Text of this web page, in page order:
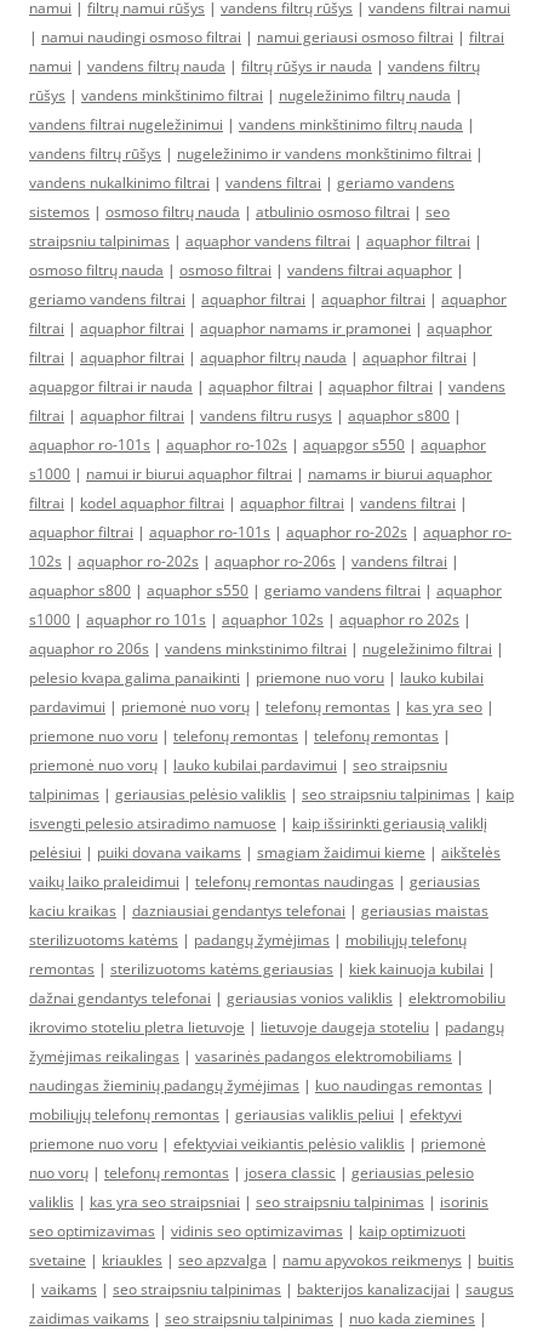
namui | filtrų namui rūšys | vandens filtrų rūšys | vandens filtrai namui
| namui naudingi osmoso filtrai | namui geriausi osmoso filtrai | filtrai
namui | vandens filtrų nauda | filtrų rūšys ir nauda | vandens filtrų
rūšys | vandens minkštinimo filtrai | nugeležinimo filtrų nauda |
vandens filtrai nugeležinimui | vandens minkštinimo filtrų nauda |
vandens filtrų rūšys | nugeležinimo ir vandens monkštinimo filtrai |
vandens nukalkinimo filtrai | vandens filtrai | geriamo vandens
sistemos | osmoso filtrų nauda | atbulinio osmoso filtrai | seo
straipsniu talpinimas | aquaphor vandens filtrai | aquaphor filtrai |
osmoso filtrų nauda | osmoso filtrai | vandens filtrai aquaphor |
geriamo vandens filtrai | aquaphor filtrai | aquaphor filtrai | aquaphor
filtrai | aquaphor filtrai | aquaphor namams ir pramonei | aquaphor
filtrai | aquaphor filtrai | aquaphor filtrų nauda | aquaphor filtrai |
aquapgor filtrai ir nauda | aquaphor filtrai | aquaphor filtrai | vandens
filtrai | aquaphor filtrai | vandens filtru rusys | aquaphor s800 |
aquaphor ro-101s | aquaphor ro-102s | aquapgor s550 | aquaphor
s1000 | namui ir biurui aquaphor filtrai | namams ir biurui aquaphor
filtrai | kodel aquaphor filtrai | aquaphor filtrai | vandens filtrai |
aquaphor filtrai | aquaphor ro-101s | aquaphor ro-202s | aquaphor ro-
102s | aquaphor ro-202s | aquaphor ro-206s | vandens filtrai |
aquaphor s800 | aquaphor s550 | geriamo vandens filtrai | aquaphor
s1000 | aquaphor ro 101s | aquaphor 102s | aquaphor ro 202s |
aquaphor ro 206s | vandens minkstinimo filtrai | nugeležinimo filtrai |
pelesio kvapa galima panaikinti | priemone nuo voru | lauko kubilai
pardavimui | priemonė nuo vorų | telefonų remontas | kas yra seo |
priemone nuo voru | telefonų remontas | telefonų remontas |
priemonė nuo vorų | lauko kubilai pardavimui | seo straipsniu
talpinimas | geriausias pelėsio valiklis | seo straipsniu talpinimas | kaip
isvengti pelesio atsiradimo namuose | kaip išsirinkti geriausią valiklį
pelėsiui | puiki dovana vaikams | smagiam žaidimui kieme | aikštelės
vaikų laiko praleidimui | telefonų remontas naudingas | geriausias
kaciu kraikas | dazniausiai gendantys telefonai | geriausias maistas
sterilizuotoms katėms | padangų žymėjimas | mobiliųjų telefonų
remontas | sterilizuotoms katėms geriausias | kiek kainuoja kubilai |
dažnai gendantys telefonai | geriausias vonios valiklis | elektromobiliu
ikrovimo stoteliu pletra lietuvoje | lietuvoje daugeja stoteliu | padangų
žymėjimas reikalingas | vasarinės padangos elektromobiliams |
naudingas žieminių padangų žymėjimas | kuo naudingas remontas |
mobiliųjų telefonų remontas | geriausias valiklis peliui | efektyvi
priemone nuo voru | efektyviai veikiantis pelėsio valiklis | priemonė
nuo vorų | telefonų remontas | josera classic | geriausias pelesio
valiklis | kas yra seo straipsniai | seo straipsniu talpinimas | isorinis
seo optimizavimas | vidinis seo optimizavimas | kaip optimizuoti
svetaine | kriaukles | seo apzvalga | namu apyvokos reikmenys | buitis
| vaikams | seo straipsniu talpinimas | bakterijos kanalizacijai | saugus
zaidimas vaikams | seo straipsniu talpinimas | nuo kada ziemines |